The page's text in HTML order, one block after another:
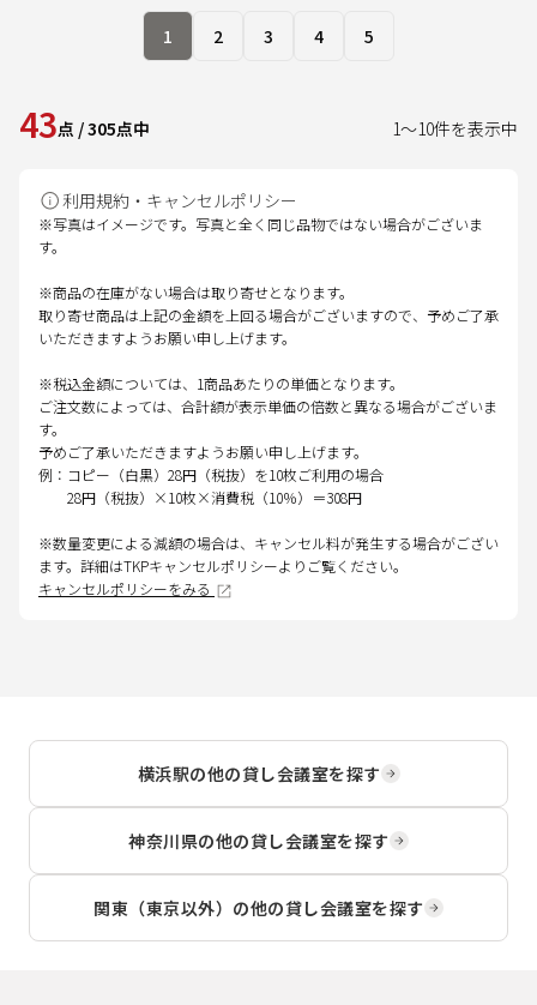
1 2 3 4 5
43点 /305点中 1～10件を表示中
利用規約・キャンセルポリシー
※写真はイメージです。写真と全く同じ品物ではない場合がございま
す。
※商品の在庫がない場合は取り寄せとなります。
取り寄せ商品は上記の金額を上回る場合がございますので、予めご了承
いただきますようお願い申し上げます。
※税込金額については、1商品あたりの単価となります。
ご注文数によっては、合計額が表示単価の倍数と異なる場合がございま
す。
予めご了承いただきますようお願い申し上げます。
例：コピー（白黒）28円（税抜）を10枚ご利用の場合
28円（税抜）×10枚×消費税（10％）＝308円
※数量変更による減額の場合は、キャンセル料が発生する場合がござい
ます。詳細はTKPキャンセルポリシーよりご覧ください。
キャンセルポリシーをみる
横浜駅の他の貸し会議室を探す
神奈川県の他の貸し会議室を探す
関東（東京以外） の他の貸し会議室を探す